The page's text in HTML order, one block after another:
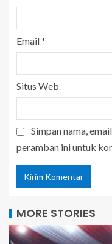
Email*
Situs Web
Simpan nama,
peramban ini untuk
MORE STORIES